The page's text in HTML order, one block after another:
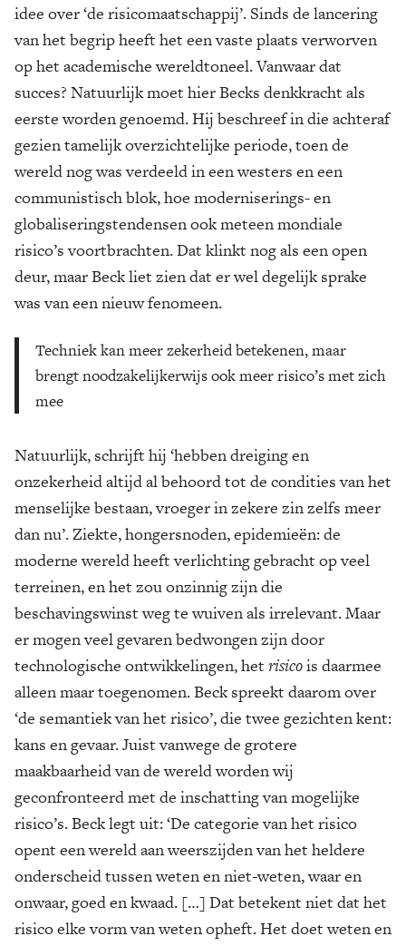
idee over ‘de risicomaatschappij’. Sinds de lancering
van het begrip heeft het een vaste plaats verworven
op het academische wereldtoneel. Vanwaar dat
succes? Natuurlijk moet hier Becks denkkracht als
eerste worden genoemd. Hij beschreef in die achteraf
gezien tamelijk overzichtelijke periode, toen de
wereld nog was verdeeld in een westers en een
communistisch blok, hoe moderniserings- en
globaliseringstendensen ook meteen mondiale
risico’s voortbrachten. Dat klinkt nog als een open
deur, maar Beck liet zien dat er wel degelijk sprake
was van een nieuw fenomeen.
Techniek kan meer zekerheid betekenen, maar
brengt noodzakelijkerwijs ook meer risico’s met zich
mee
Natuurlijk, schrijft hij ‘hebben dreiging en
onzekerheid altijd al behoord tot de condities van het
menselijke bestaan, vroeger in zekere zin zelfs meer
dan nu’. Ziekte, hongersnoden, epidemieën: de
moderne wereld heeft verlichting gebracht op veel
terreinen, en het zou onzinnig zijn die
beschavingswinst weg te wuiven als irrelevant. Maar
er mogen veel gevaren bedwongen zijn door
technologische ontwikkelingen, het risicois daarmee
alleen maar toegenomen. Beck spreekt daarom over
‘de semantiek van het risico’, die twee gezichten kent:
kans en gevaar. Juist vanwege de grotere
maakbaarheid van de wereld worden wij
geconfronteerd met de inschatting van mogelijke
risico’s. Beck legt uit: ‘De categorie van het risico
opent een wereld aan weerszijden van het heldere
onderscheid tussen weten en niet-weten, waar en
onwaar, goed en kwaad. […] Dat betekent niet dat het
risico elke vorm van weten opheft. Het doet weten en